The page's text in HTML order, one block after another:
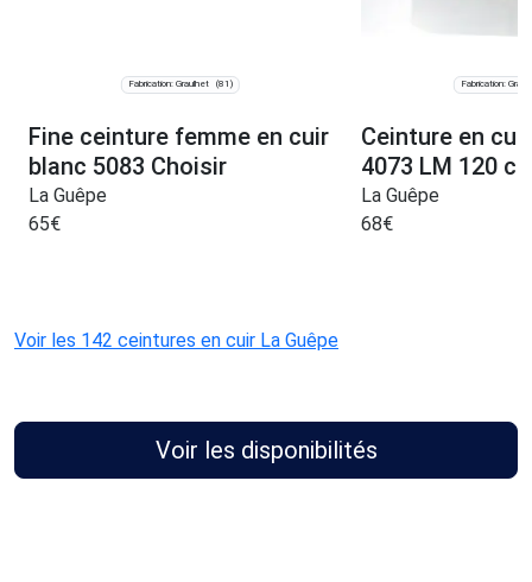
Fabrication: Graulhet (81)
Fine ceinture femme en cuir
blanc 5083 Choisir
La Guêpe
65€
Fabrication:
Ceinture en
4073 LM 120
La Guêpe
68€
Voir les 142 ceintures en cuir La Guêpe
Voir les disponibilités